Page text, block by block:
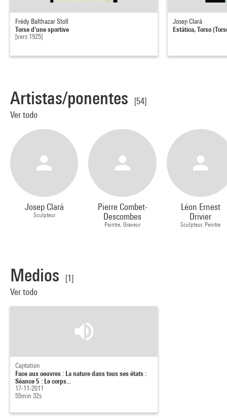
Frédy Balthazar Stoll
Torse d'une sportive
[vers 1925]
Josep Clará
Estática, Torso
Artistas/ponentes
[54]
Ver todo
Josep Clará
Sculpteur
Pierre Combet-
Descombes
Peintre, Graveur
Léon Ernest
Drivier
Sculpteur, Peintre
Medios
[1]
Ver todo
Captation
Face aux oeuvres : La nature dans tous ses états :
Séance 5 : Le corps...
17-11-2011
55min 32s